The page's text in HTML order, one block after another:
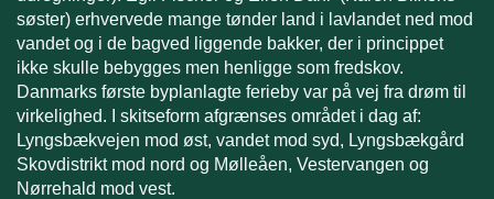
søster) erhvervede mange tønder land i lavlandet ned mod
vandet og i de bagved liggende bakker, der i princippet
ikke skulle bebygges men henligge som fredskov.
Danmarks første byplanlagte ferieby var på vej fra drøm til
virkelighed. I skitseform afgrænses området i dag af:
Lyngsbækvejen mod øst, vandet mod syd, Lyngsbækgård
Skovdistrikt mod nord og Mølleåen, Vestervangen og
Nørrehald mod vest.